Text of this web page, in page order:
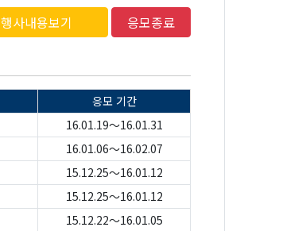
행사내용보기 응모종료
응모 기간
16.01.19～16.01.31
16.01.06～16.02.07
15.12.25～16.01.12
15.12.25～16.01.12
15.12.22～16.01.05